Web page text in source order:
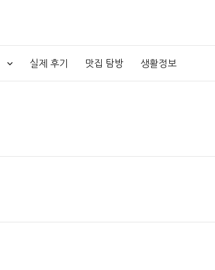
실제 후기 맛집 탐방 생활정보